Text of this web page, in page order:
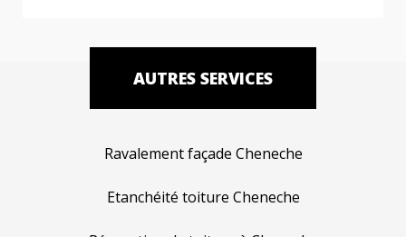
AUTRES SERVICES
Ravalement façade Cheneche
Etanchéité toiture Cheneche